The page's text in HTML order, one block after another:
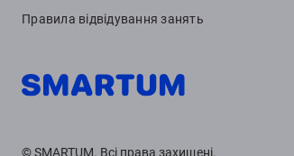
Правила відвідування занять
© SMARTUM. Всі права захищені.